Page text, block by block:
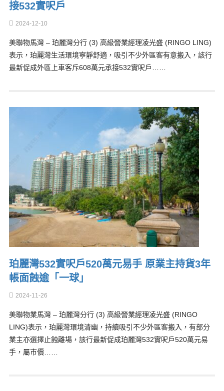
接532實呎戶
2024-12-10
美聯物馬灣 – 珀麗灣分行 (3) 高級營業經理凌光盛 (RINGO LING)
表示，珀麗灣生活環境寧靜舒適，吸引不少外區客有意搬入，該行
最新促成外區上車客斥608萬元承接532實呎戶……
珀麗灣532實呎戶520萬元易手 原業主持貨3年
帳面蝕逾「一球」
2024-11-26
美聯物業馬灣 – 珀麗灣分行 (3) 高級營業經理凌光盛 (RINGO
LING)表示，珀麗灣環境清幽，持續吸引不少外區客搬入，有部分
業主亦選擇止蝕離場，該行最新促成珀麗灣532實呎戶520萬元易
手，屬市價……